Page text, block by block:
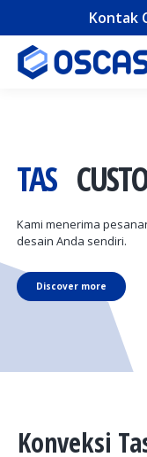
Kontak
TAS
Kami menerima
desain Anda sendiri.
Discover more
Konveksi